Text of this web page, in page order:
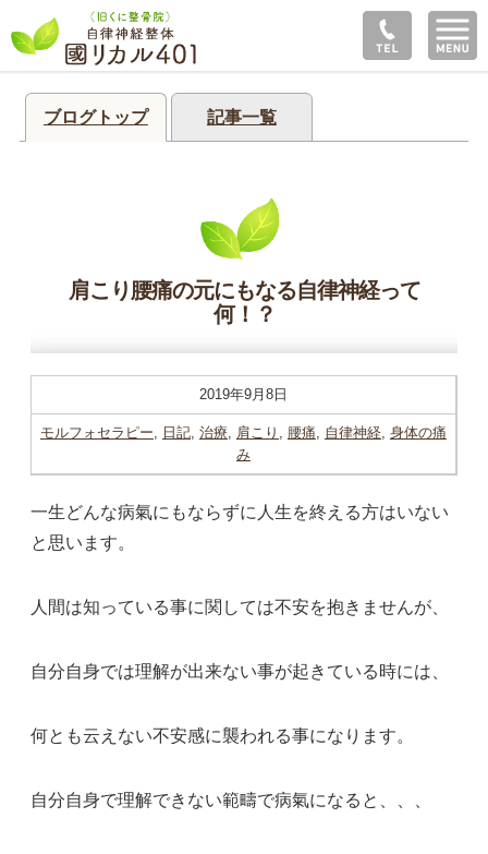
ブログトップ 記事一覧
肩こり腰痛の元にもなる自律神経って
何！？
2019年9月8日
モルフォセラピー, 日記, 治療, 肩こり , 腰痛, 自律神経, 身体の痛
み
一生どんな病氣にもならずに人生を終える方はいない
と思います。
人間は知っている事に関しては不安を抱きませんが、
自分自身では理解が出来ない事が起きている時には、
何とも云えない不安感に襲われる事になります。
自分自身で理解できない範疇で病氣になると、、、